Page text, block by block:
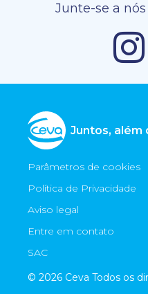
Junte-se a
Juntos, além
Parâmetros de cookies
Política de Privacidade
Aviso legal
Entre em contato
SAC
© 2026 Ceva Todos os